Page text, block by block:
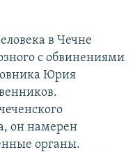
в Чечне
с обвинениями
Юрия
он намерен
органы.